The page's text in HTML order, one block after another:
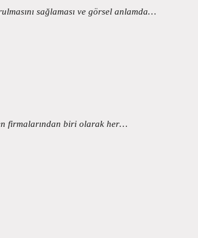
sağlaması ve görsel anlamda…
firmalarından biri olarak her…